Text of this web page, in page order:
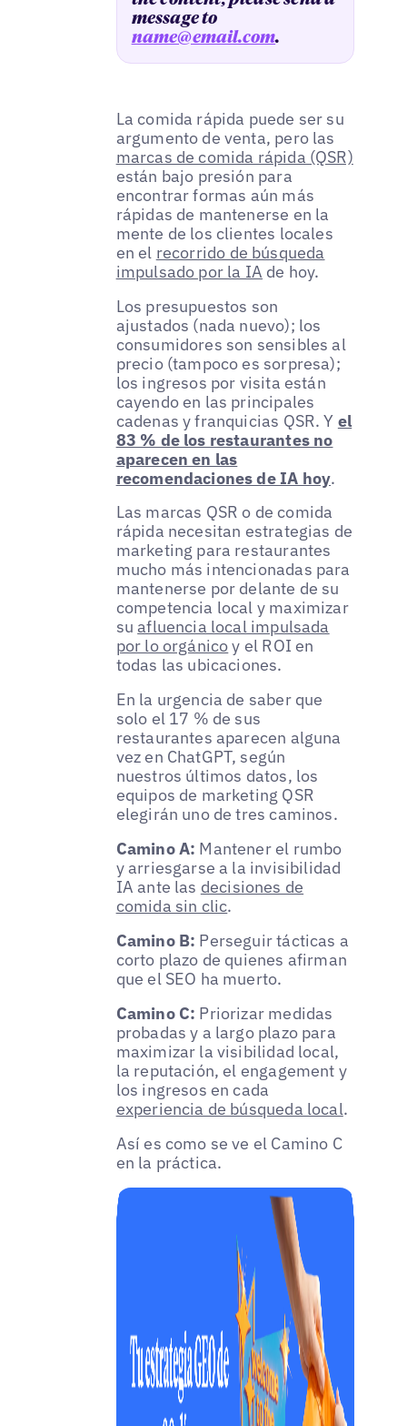
message to
name@email.com.
La comida rápida puede ser su
argumento de venta, pero las
marcas de comida rápida (QSR)
están bajo presión para
encontrar formas aún más
rápidas de mantenerse en la
mente de los clientes locales
en el recorrido de búsqueda
impulsado por la IA de hoy.
Los presupuestos son
ajustados (nada nuevo); los
consumidores son sensibles al
precio (tampoco es sorpresa);
los ingresos por visita están
cayendo en las principales
cadenas y franquicias QSR. Y el
83 % de los restaurantes no
aparecen en las
recomendaciones de IA hoy.
Las marcas QSR o de comida
rápida necesitan estrategias de
marketing para restaurantes
mucho más intencionadas para
mantenerse por delante de su
competencia local y maximizar
suafluencia local impulsada
por lo orgánicoy el ROI en
todas las ubicaciones.
En la urgencia de saber que
solo el 17 % de sus
restaurantes aparecen alguna
vez en ChatGPT, según
nuestros últimos datos, los
equipos de marketing QSR
elegirán uno de tres caminos.
Camino A: Mantener el rumbo
y arriesgarse a la invisibilidad
IA ante las decisiones de
comida sin clic.
Camino B: Perseguir tácticas a
corto plazo de quienes afirman
que el SEO ha muerto.
Camino C: Priorizar medidas
probadas y a largo plazo para
maximizar la visibilidad local,
la reputación, el engagement y
los ingresos en cada
experiencia de búsqueda local.
Así es como se ve el Camino C
en la práctica.